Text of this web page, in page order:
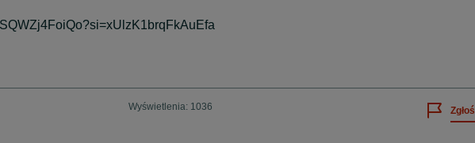
Wyświetlenia: 1036 Zgłoś